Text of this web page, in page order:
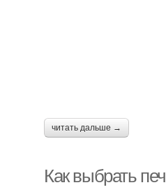
читать дальше →
Как выбрать